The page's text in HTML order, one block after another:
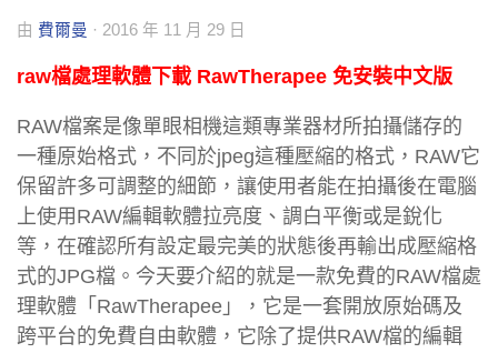
由 費爾曼 · 2016 年 11 月 29 日
raw檔處理軟體下載 RawTherapee 免安裝中文版
RAW檔案是像單眼相機這類專業器材所拍攝儲存的
一種原始格式，不同於jpeg這種壓縮的格式，RAW它
保留許多可調整的細節，讓使用者能在拍攝後在電腦
上使用RAW編輯軟體拉亮度、調白平衡或是銳化
等，在確認所有設定最完美的狀態後再輸出成壓縮格
式的JPG檔。今天要介紹的就是一款免費的RAW檔處
理軟體「RawTherapee」，它是一套開放原始碼及
跨平台的免費自由軟體，它除了提供RAW檔的編輯